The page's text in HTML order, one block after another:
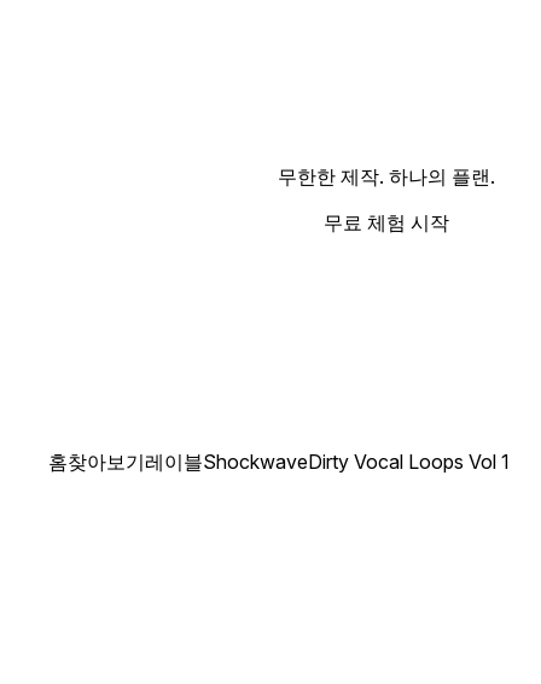
무한한 제작. 하나의 플랜.
무료 체험 시작
홈찾아보기레이블ShockwaveDirty Vocal Loops Vol 1